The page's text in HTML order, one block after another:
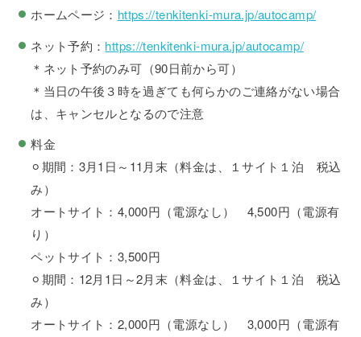
ホームページ： https://tenkitenki-mura.jp/autocamp/
ネット予約： https://tenkitenki-mura.jp/autocamp/
＊ネット予約のみ可（90日前から可）
＊当日の午後３時を過ぎても何らかのご連絡がない場合
は、キャンセルとなるので注意
料金
⚪︎期間：3月1日～11月末（料金は、１サイト１泊 税込
み）
オートサイト：4,000円（電源なし） 4,500円（電源有
り）
ペットサイト：3,500円
⚪︎期間：12月1日～2月末（料金は、１サイト１泊 税込
み）
オートサイト：2,000円（電源なし） 3,000円（電源有